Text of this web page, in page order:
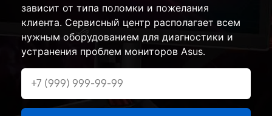
зависит от типа поломки и пожелания
клиента. Сервисный центр располагает всем
нужным оборудованием для диагностики и
устранения проблем мониторов Asus.